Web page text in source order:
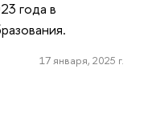
года в
17 января, 2025 г.